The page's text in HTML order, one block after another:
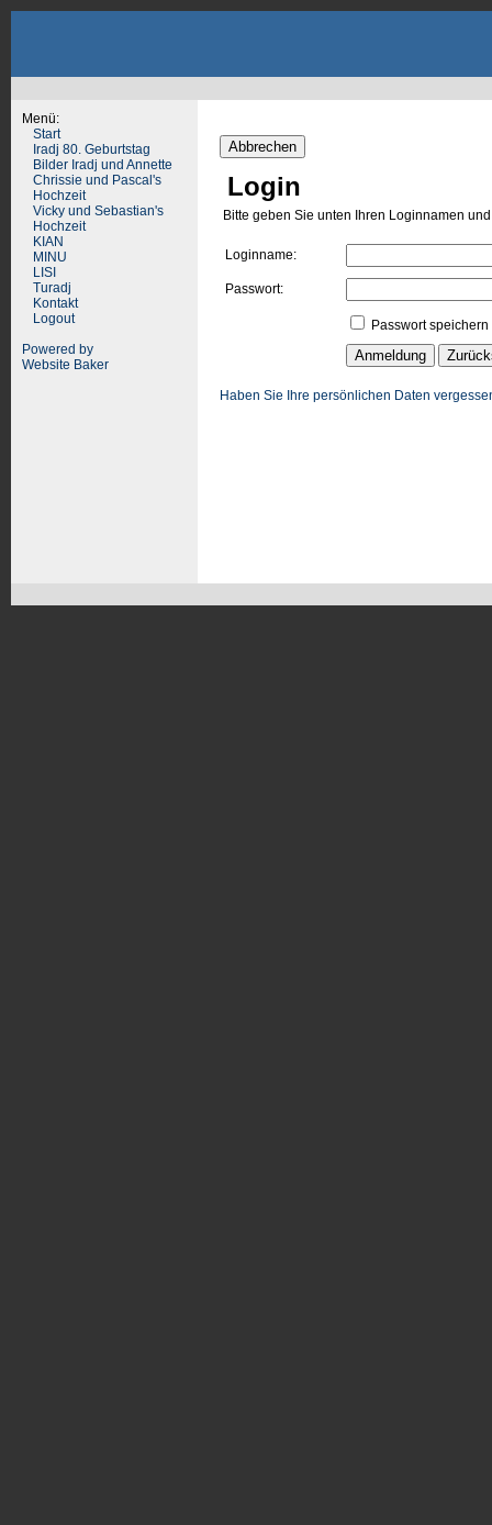
Menü:
Start
Iradj 80. Geburtstag
Bilder Iradj und Annette
Chrissie und Pascal's
Hochzeit
Vicky und Sebastian's
Hochzeit
KIAN
MINU
LISI
Turadj
Kontakt
Logout
Powered by
Website Baker
Abbrechen
Login
Bitte geben Sie unten Ihren Loginnamen
Loginname:
Passwort:
Passwort speichern
Haben Sie Ihre persönlichen Daten